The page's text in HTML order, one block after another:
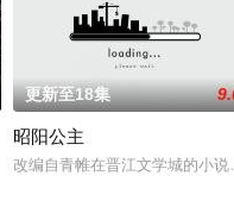
被他从
身。未央动心，却不知自身是身
儿奴的属性，请求老炮儿顾炎
更新至18集
昭阳公主
改编自青帷在晋江文学城的小说